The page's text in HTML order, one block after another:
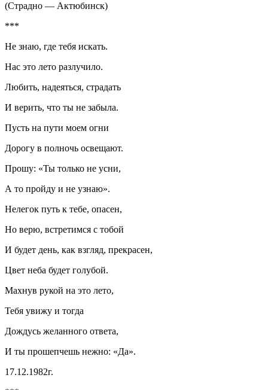
(Страдно — Актюбинск)
***
Не знаю, где тебя искать.
Нас это лето разлучило.
Любить, надеяться, страдать
И верить, что ты не забыла.
Пусть на пути моем огни
Дорогу в полночь освещают.
Прошу: «Ты только не усни,
А то пройду и не узнаю».
Нелегок путь к тебе, опасен,
Но верю, встретимся с тобой
И будет день, как взгляд, прекрасен,
Цвет неба будет голубой.
Махнув рукой на это лето,
Тебя увижу и тогда
Дождусь желанного ответа,
И ты прошепчешь нежно: «Да».
17.12.1982г.